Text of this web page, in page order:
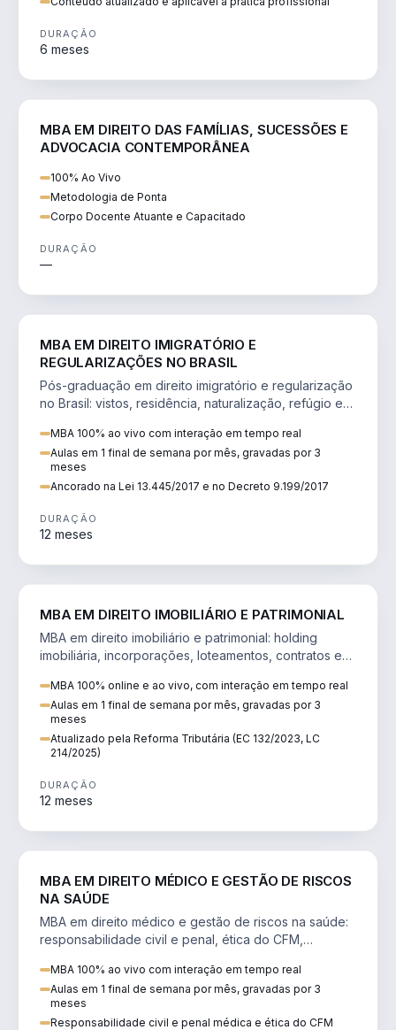
DURAÇÃO
6 meses
MBA EM DIREITO DAS FAMÍLIAS, SUCESSÕES E
ADVOCACIA CONTEMPORÂNEA
100% Ao Vivo
Metodologia de Ponta
Corpo Docente Atuante e Capacitado
DURAÇÃO
—
MBA EM DIREITO IMIGRATÓRIO E
REGULARIZAÇÕES NO BRASIL
Pós-graduação em direito imigratório e regularização
no Brasil: vistos, residência, naturalização, refúgio e
MBA 100% ao vivo com interação em tempo real
Aulas em 1 final de semana por mês, gravadas por 3
meses
Ancorado na Lei 13.445/2017 e no Decreto 9.199/2017
DURAÇÃO
12 meses
MBA EM DIREITO IMOBILIÁRIO E PATRIMONIAL
MBA em direito imobiliário e patrimonial: holding
imobiliária, incorporações, loteamentos, contratos e
MBA 100% online e ao vivo, com interação em tempo real
Aulas em 1 final de semana por mês, gravadas por 3
meses
Atualizado pela Reforma Tributária (EC 132/2023, LC
214/2025)
DURAÇÃO
12 meses
MBA EM DIREITO MÉDICO E GESTÃO DE RISCOS
NA SAÚDE
MBA em direito médico e gestão de riscos na saúde:
responsabilidade civil e penal, ética do CFM,
MBA 100% ao vivo com interação em tempo real
Aulas em 1 final de semana por mês, gravadas por 3
meses
Responsabilidade civil e penal médica e ética do CFM